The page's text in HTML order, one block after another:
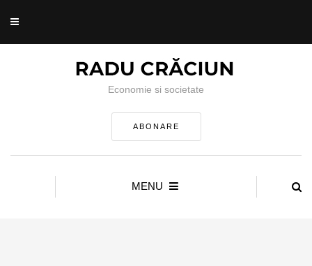
Economie si societate
ABONARE
MENU